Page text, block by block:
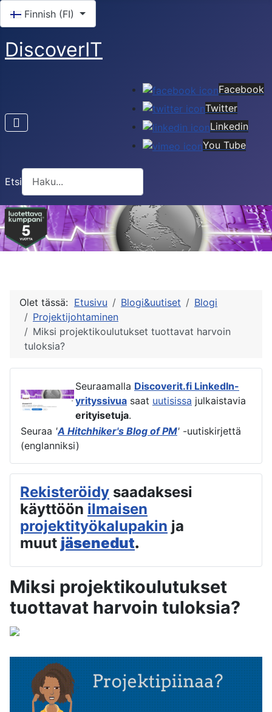
Finnish (FI)
DiscoverIT
Facebook
Twitter
Linkedin
You Tube
Etsi
Olet tässä: Etusivu Blogi&uutiset
Blogi
Projektijohtaminen
Miksi projektikoulutukset tuottavat harvoin
tuloksia?
Seuraamalla Discoverit.fi LinkedIn-
yrityssivua saat uutisissa julkaistavia
erityisetuja.
Seuraa 'A Hitchhiker's Blog of PM' -uutiskirjettä
(englanniksi)
Rekisteröidy saadaksesi
käyttöön ilmaisen
projektityökalupakin ja
muut jäsenedut.
Miksi projektikoulutukset
tuottavat harvoin tuloksia?